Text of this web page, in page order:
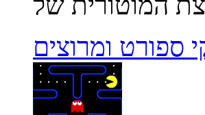
ספורט ומרוצים